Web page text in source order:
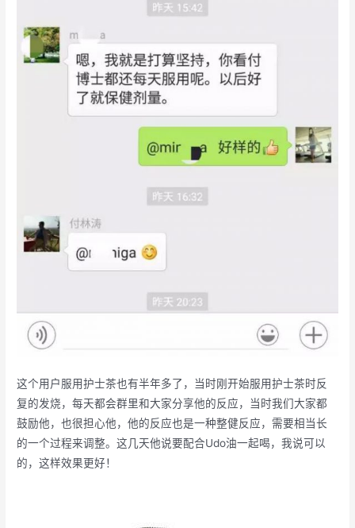
这个用户服用护士茶也有半年多了，当时刚开始服用护士茶时反
复的发烧，每天都会群里和大家分享他的反应，当时我们大家都
鼓励他，也很担心他，他的反应也是一种整健反应，需要相当长
的一个过程来调整。这几天他说要配合Udo油一起喝，我说可以
的，这样效果更好！